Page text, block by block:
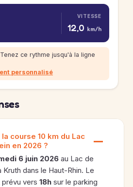
VITESSE
12,0 km/h
Tenez ce rythme jusqu'à la ligne
personnalisé
course 10 km du Lac
en 2026 ?
6 juin 2026 au Lac de
Kruth dans le Haut-Rhin. Le
vers 18h sur le parking